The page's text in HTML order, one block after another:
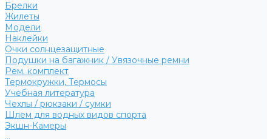
Брелки
Жилеты
Модели
Наклейки
Очки солнцезащитные
Подушки на багажник / Увязочные ремни
Рем. комплект
Термокружки, Термосы
Учебная литература
Чехлы / рюкзаки / сумки
Шлем для водных видов спорта
Экшн-Камеры
...